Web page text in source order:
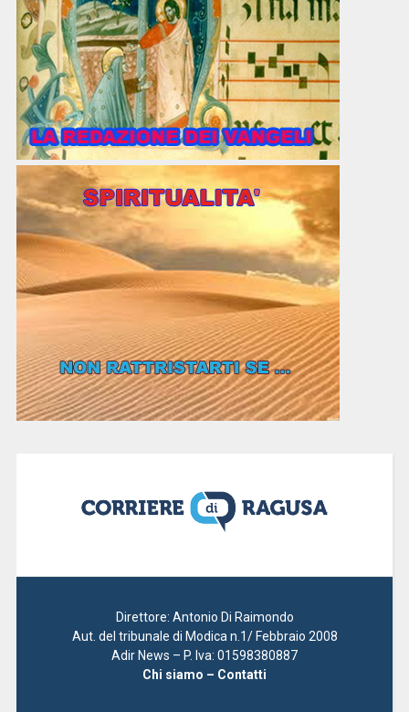
Direttore: Antonio Di Raimondo
Aut. del tribunale di Modica n.1/ Febbraio 2008
Adir News – P. Iva: 01598380887
Chi siamo – Contatti